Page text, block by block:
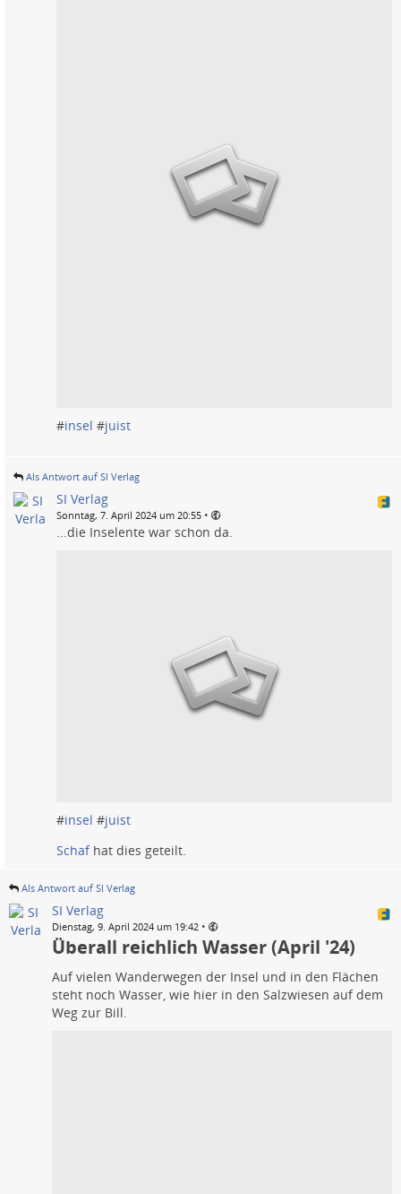
#insel #juist
Als Antwort auf SI Verlag
SI Verlag
Sonntag, 7. April 2024 um 20:55 •
...die Inselente war schon da.
#insel #juist
Schafhat dies geteilt.
Als Antwort auf SI Verlag
SI Verlag
Dienstag, 9. April 2024 um 19:42 •
Überall reichlich Wasser (April '24)
Auf vielen Wanderwegen der Insel und in den Flächen
steht noch Wasser, wie hier in den Salzwiesen auf dem
Weg zur Bill.